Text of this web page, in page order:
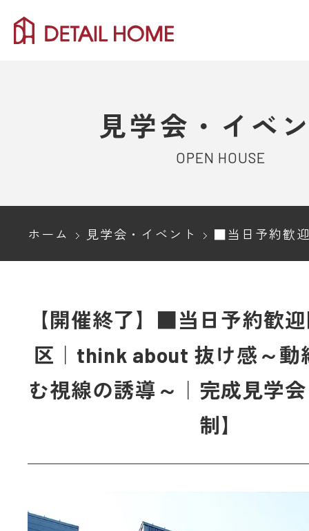
見学会・イベ
OPEN HOUSE
ホーム 見学会・イベント ■当日予約歓迎■新潟市西区｜think about 抜け感～動線
【開催終了】■当日予約歓
区｜think about 抜け感～動
む視線の誘導～｜完成見学
制】